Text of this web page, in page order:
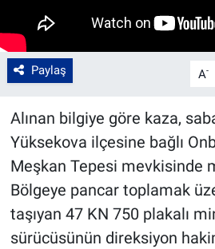
Paylaş A-
Alınan bilgiye göre kaza,
Yüksekova ilçesine bağlı
Meşkan Tepesi mevkisinde
Bölgeye pancar toplamak
taşıyan 47 KN 750 plakalı
sürücüsünün direksiyon